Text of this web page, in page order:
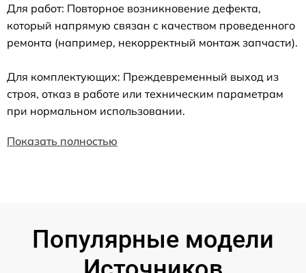
Для работ: Повторное возникновение дефекта,
который напрямую связан с качеством проведенного
ремонта (например, некорректный монтаж запчасти).
Для комплектующих: Преждевременный выход из
строя, отказ в работе или техническим параметрам
при нормальном использовании.
Показать полностью
Популярные модели